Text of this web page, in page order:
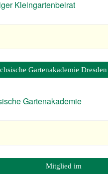
Gar­ten­aka­de­mie
Mit­glied im